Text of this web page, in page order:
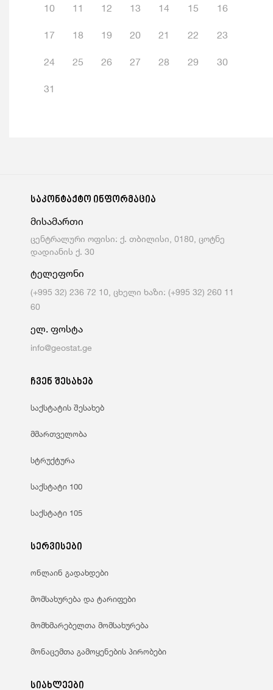
10 11 12 13 14 15 16
17 18 19 20 21 22 23
24 25 26 27 28 29 30
31
საკონტაქტო ინფორმაცია
მისამართი
ცენტრალური ოფისი: ქ. თბილისი, 0180, ცოტნე
დადიანის ქ. 30
ტელეფონი
(+995 32) 236 72 10, ცხელი ხაზი: (+995 32) 260 11
60
ელ. ფოსტა
info@geostat.ge
ჩვენ შესახებ
საქსტატის შესახებ
მმართველობა
სტრუქტურა
საქსტატი 100
საქსტატი 105
სერვისები
ონლაინ გადახდები
მომსახურება და ტარიფები
მომხმარებელთა მომსახურება
მონაცემთა გამოყენების პირობები
სიახლეები